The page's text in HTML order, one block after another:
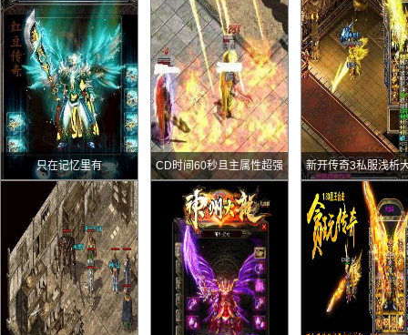
只在记忆里有 CD时间60秒且主属性超强
的神戒至尊复生戒指
新开传奇3私服浅析
的四大优点后两点容
略